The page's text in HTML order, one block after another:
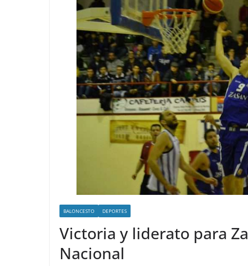
BALONCESTO DEPORTES
Victoria y liderato para
Nacional